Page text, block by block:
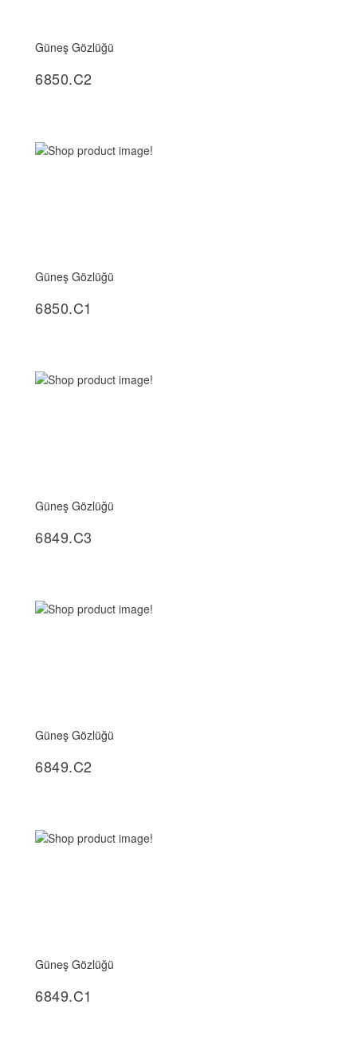
Güneş Gözlüğü
6850.C2
Güneş Gözlüğü
6850.C1
Güneş Gözlüğü
6849.C3
Güneş Gözlüğü
6849.C2
Güneş Gözlüğü
6849.C1